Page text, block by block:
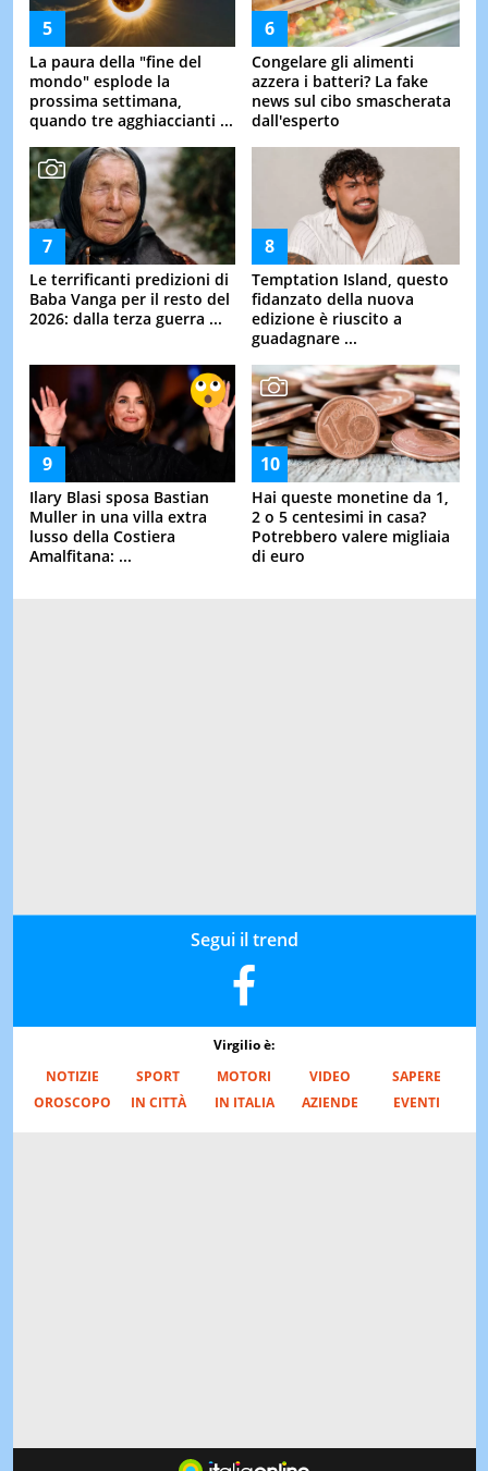
La paura della "fine del
mondo" esplode la
prossima settimana,
quando tre agghiaccianti ...
Congelare gli alimenti
azzera i batteri? La fake
news sul cibo smascherata
dall'esperto
Le terrificanti predizioni di
Baba Vanga per il resto del
2026: dalla terza guerra ...
Temptation Island, questo
fidanzato della nuova
edizione è riuscito a
guadagnare ...
Ilary Blasi sposa Bastian
Muller in una villa extra
lusso della Costiera
Amalfitana: ...
Hai queste monetine da 1,
2 o 5 centesimi in casa?
Potrebbero valere migliaia
di euro
Segui il trend
Virgilio è:
NOTIZIE
SPORT MOTORI VIDEO
SAPERE
OROSCOPO
IN CITTÀ IN ITALIA AZIENDE EVENTI